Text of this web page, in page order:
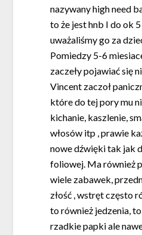
nazywany high need
to że jest hnb I do ok
uważaliśmy go za
Pomiedzy 5-6
zaczeły pojawiać się
Vincent zaczoł
które do tej pory mu
kichanie, kaszlenie,
włosów itp , prawie
nowe dźwięki tak jak
foliowej. Ma również
wiele zabawek,
złość , wstręt często
to również jedzenia,
rzadkie papki ale